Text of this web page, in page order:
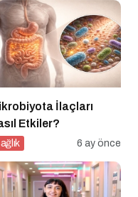
İlaçları
Etkiler?
6 ay önce